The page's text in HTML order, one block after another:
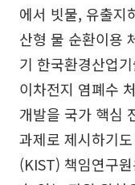
에서 빗물, 유출지
산형 물 순환이용
기 한국환경산업
이차전지 염폐수
개발을 국가 핵심
과제로 제시하기
(KIST) 책임연구